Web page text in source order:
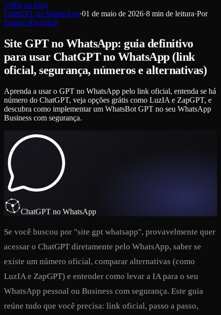
Voltar ao blog
ChatGPT no WhatsApp·01 de maio de 2026·8 min de leitura·Por
Equipe KivoHub
Site GPT no WhatsApp: guia definitivo
para usar ChatGPT no WhatsApp (link
oficial, segurança, números e alternativas)
Aprenda a usar o GPT no WhatsApp pelo link oficial, entenda se há
número do ChatGPT, veja opções grátis como LuzIA e ZapGPT, e
descubra como implementar um WhatsBot GPT no seu WhatsApp
Business com segurança.
ChatGPT no WhatsApp
Se você buscou por "site gpt whatsapp", provavelmente quer
acessar o ChatGPT diretamente pelo WhatsApp, saber se
existe um número oficial, comparar alternativas (como
LuzIA e ZapGPT) e entender como levar a IA para o seu
WhatsApp pessoal ou Business com segurança. Este guia
reúne tudo que você precisa: link oficial, passo a passo,